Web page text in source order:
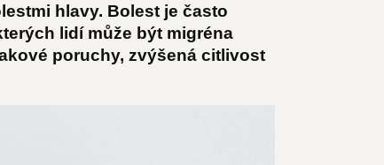
hlavy. Bolest je často
lidí může být migréna
poruchy, zvýšená citlivost